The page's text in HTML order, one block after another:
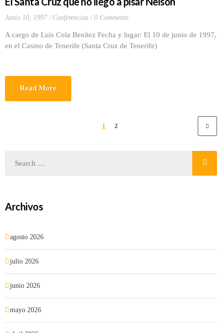
Junio 10, 1997 Conferencias 0 Comments
A cargo de Luis Cola Benítez Fecha y lugar: El 10 de junio de 1997,
en el Casino de Tenerife (Santa Cruz de Tenerife)
Read More
1 2
Archivos
agosto 2026
julio 2026
junio 2026
mayo 2026